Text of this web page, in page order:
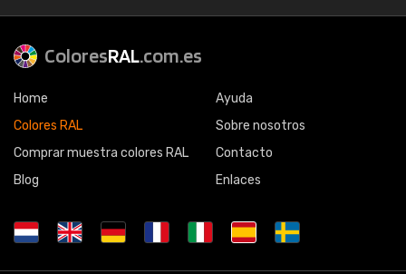
ColoresRAL.com.es
Home
Colores RAL
Comprar muestra colores RAL
Blog
Ayuda
Sobre nosotros
Contacto
Enlaces